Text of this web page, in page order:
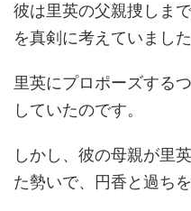
彼は里英の父親捜しま
を真剣に考えていました
里英にプロポーズする
していたのです。
しかし、彼の母親が里
た勢いで、円香と過ち